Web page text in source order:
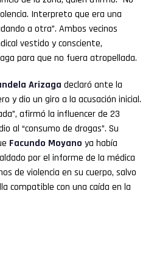
Interpreto que era una
a otra”. Ambos vecinos
vestido y consciente,
para que no fuera atropellada.
Arizaga declaró ante la
y dio un giro a la acusación inicial.
afirmó la influencer de 23
al “consumo de drogas”. Su
Facundo Moyano ya había
por el informe de la médica
de violencia en su cuerpo, salvo
compatible con una caída en la